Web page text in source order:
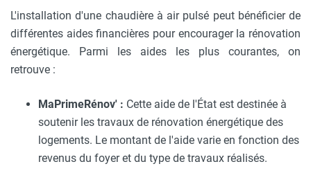
L'installation d'une chaudière à air pulsé peut bénéficier de
différentes aides financières pour encourager la rénovation
énergétique. Parmi les aides les plus courantes, on
retrouve :
MaPrimeRénov' : Cette aide de l'État est destinée à
soutenir les travaux de rénovation énergétique des
logements. Le montant de l'aide varie en fonction des
revenus du foyer et du type de travaux réalisés.